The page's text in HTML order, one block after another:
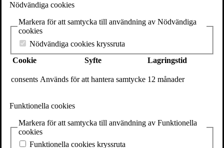
Föreläsare
Volantebloggen
Pressrum
Om Volante
Kontakt
Webshop
SE-111 27 Stockholm
+46(0) 8 702 15 19
info@volante.se
Nödvändiga cookies
Markera för att samtycka till användning av Nödvändiga
cookies
Nödvändiga cookies kryssruta
Cookie
Syfte Lagringstid
consents Används för att hantera samtycke 12 månader
Funktionella cookies
Markera för att samtycka till användning av Funktionella
cookies
Funktionella cookies kryssruta